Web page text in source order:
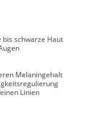
schwarze Haut
Melaningehalt
Linien